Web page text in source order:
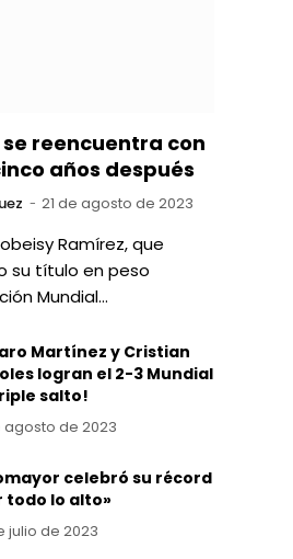
reencuentra con
años después
21 de agosto de 2023
Ramírez, que
su título en peso
Mundial…
Martínez y Cristian
logran el 2-3 Mundial
salto!
agosto de 2023
celebró su récord
todo lo alto»
julio de 2023